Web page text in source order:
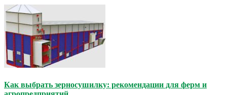
Как выбрать зерносушилку: рекомендации для ферм и